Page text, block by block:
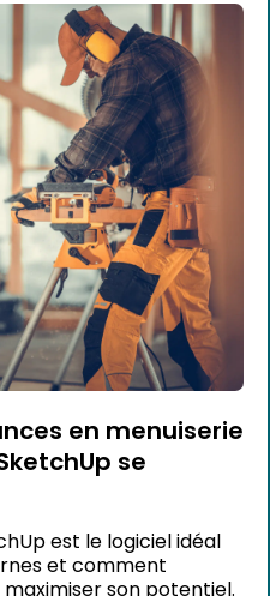
en menuiserie
se
est le logiciel idéal
et comment
son potentiel.